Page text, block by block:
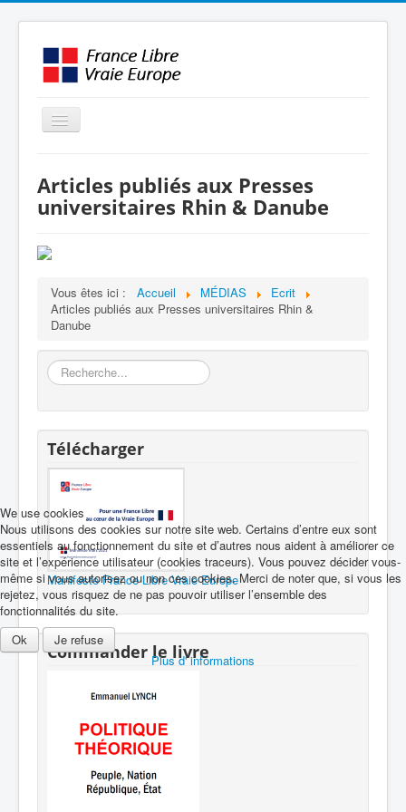
Basculer
AMBITION
MÉDIAS
FORMATION
ENGLISH / OTHER
Articles publiés aux Presses
universitaires Rhin & Danube
Vous êtes ici : Accueil MÉDIAS
Ecrit
Articles publiés aux Presses universitaires Rhin &
Danube
Rechercher
Télécharger
Manifeste France Libre Vraie Europe
Commander le livre
We use cookies
Nous utilisons des cookies sur notre site web. Certains d’entre eux sont
essentiels au fonctionnement du site et d’autres nous aident à améliorer ce
site et l’expérience utilisateur (cookies traceurs). Vous pouvez décider vous-
même si vous autorisez ou non ces cookies. Merci de noter que, si vous les
rejetez, vous risquez de ne pas pouvoir utiliser l’ensemble des
fonctionnalités du site.
Ok
Je refuse
Plus d' informations